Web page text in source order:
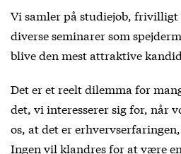
Vi samler på studiejob, frivilligt
diverse seminarer som
blive den mest attraktive
Det er et reelt dilemma for
det, vi interesserer sig for, når
os, at det er
Ingen vil klandres for at være